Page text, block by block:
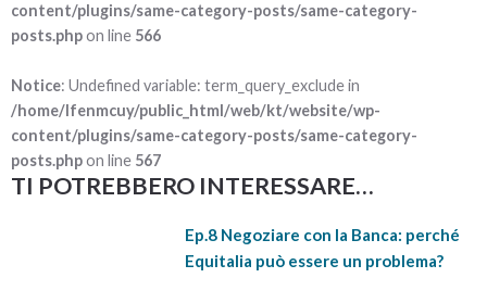
content/plugins/same-category-posts/same-category-
posts.phpon line 566
Notice: Undefined variable: term_query_exclude in
/home/lfenmcuy/public_html/web/kt/website/wp-
content/plugins/same-category-posts/same-category-
posts.phpon line 567
TI POTREBBERO INTERESSARE…
Ep.8 Negoziare con la Banca: perché
Equitalia può essere un problema?